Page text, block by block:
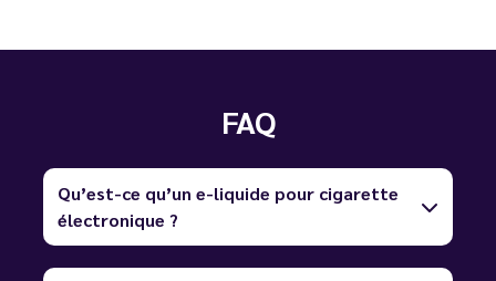
FAQ
Qu’est-ce qu’un e-liquide pour cigarette
électronique ?